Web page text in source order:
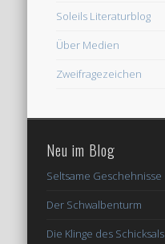
Soleils Literaturblog
Über Medien
Zweifragezeichen
Neu im Blog
Seltsame Geschehnisse
Der Schwalbenturm
Die Klinge des Schicksals